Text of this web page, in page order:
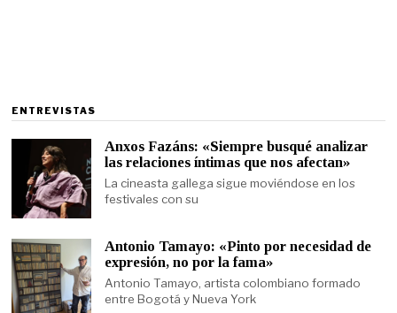
ENTREVISTAS
Anxos Fazáns: «Siempre busqué analizar
las relaciones íntimas que nos afectan»
La cineasta gallega sigue moviéndose en los
festivales con su
Antonio Tamayo: «Pinto por necesidad de
expresión, no por la fama»
Antonio Tamayo, artista colombiano formado
entre Bogotá y Nueva York